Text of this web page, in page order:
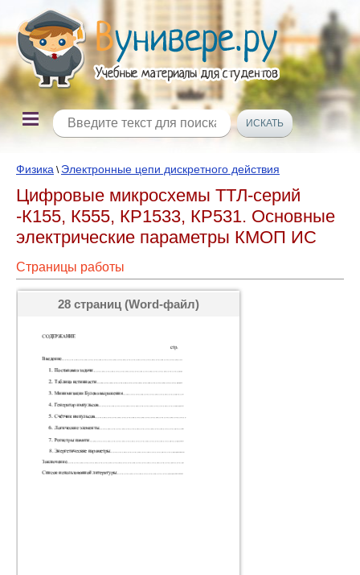
Физика \ Электронные цепи дискретного действия
Цифровые микросхемы ТТЛ-серий
-К155, К555, КР1533, КР531. Основные
электрические параметры КМОП ИС
Страницы работы
28 страниц (Word-файл)